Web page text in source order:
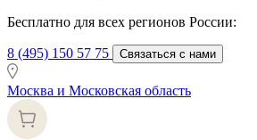
Бесплатно для всех регионов России:
8 (495) 150 57 75 Связаться с нами
Москва и Московская область